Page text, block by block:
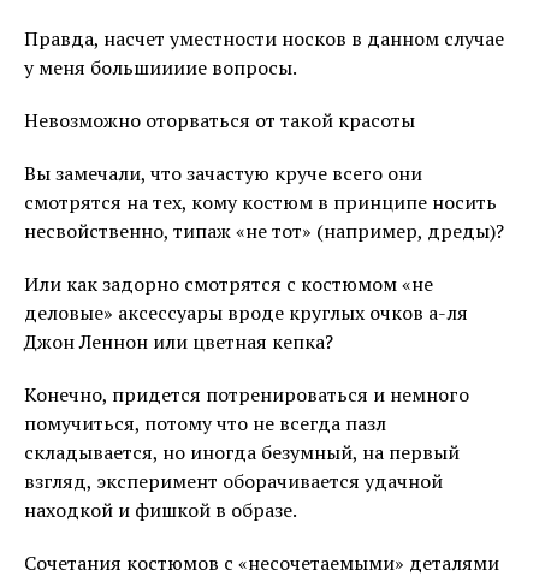
Правда, насчет уместности носков в данном случае
у меня большиииие вопросы.
Невозможно оторваться от такой красоты
Вы замечали, что зачастую круче всего они
смотрятся на тех, кому костюм в принципе носить
несвойственно, типаж «не тот» (например, дреды)?
Или как задорно смотрятся с костюмом «не
деловые» аксессуары вроде круглых очков а-ля
Джон Леннон или цветная кепка?
Конечно, придется потренироваться и немного
помучиться, потому что не всегда пазл
складывается, но иногда безумный, на первый
взгляд, эксперимент оборачивается удачной
находкой и фишкой в образе.
Сочетания костюмов с «несочетаемыми» деталями